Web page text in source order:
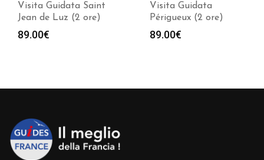
Visita Guidata Saint
Jean de Luz (2 ore)
89.00€
Visita Guidata
Périgueux (2 ore)
89.00€